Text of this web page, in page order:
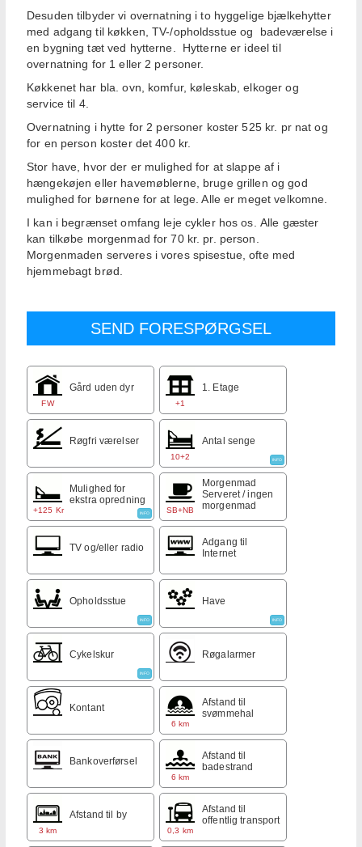
Desuden tilbyder vi overnatning i to hyggelige bjælkehytter
med adgang til køkken, TV-/opholdsstue og badeværelse i
en bygning tæt ved hytterne. Hytterne er ideel til
overnatning for 1 eller 2 personer.
Køkkenet har bla. ovn, komfur, køleskab, elkoger og
service til 4.
Overnatning i hytte for 2 personer koster 525 kr. pr nat og
for en person koster det 400 kr.
Stor have, hvor der er mulighed for at slappe af i
hængekøjen eller havemøblerne, bruge grillen og god
mulighed for børnene for at lege. Alle er meget velkomne.
I kan i begrænset omfang leje cykler hos os. Alle gæster
kan tilkøbe morgenmad for 70 kr. pr. person.
Morgenmaden serveres i vores spisestue, ofte med
hjemmebagt brød.
FW
Gård uden dyr
+1
1. Etage
Røgfri værelser
10+2
Antal senge
INFO
+125 Kr
Mulighed for
ekstra opredning
INFO SB+NB
Morgenmad
Serveret / ingen
morgenmad
TV og/eller radio
Adgang til
Internet
Opholdsstue
INFO
Have
INFO
Cykelskur
INFO
Røgalarmer
Kontant
6 km
Afstand til
svømmehal
Bankoverførsel
6 km
Afstand til
badestrand
3 km
Afstand til by
0,3 km
Afstand til
offentlig transport